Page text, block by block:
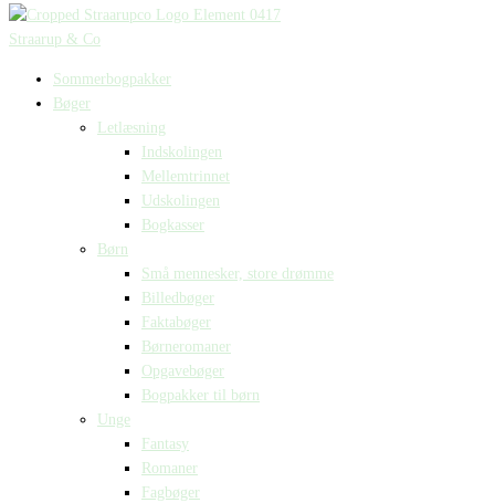
Straarup & Co
Sommerbogpakker
Bøger
Letlæsning
Indskolingen
Mellemtrinnet
Udskolingen
Bogkasser
Børn
Små mennesker, store drømme
Billedbøger
Faktabøger
Børneromaner
Opgavebøger
Bogpakker til børn
Unge
Fantasy
Romaner
Fagbøger